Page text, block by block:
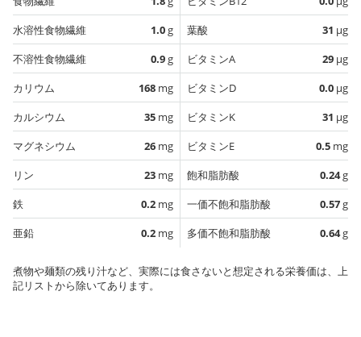
水溶性食物繊維
1.0g
不溶性食物繊維
0.9g
カリウム
168 mg
カルシウム
35 mg
マグネシウム
26 mg
リン
23 mg
鉄
0.2 mg
亜鉛
0.2 mg
葉酸
31 µg
ビタミンA
29 µg
ビタミンD
0.0 µg
ビタミンK
31 µg
ビタミンE
0.5 mg
飽和脂肪酸
0.24g
一価不飽和脂肪酸
0.57g
多価不飽和脂肪酸
0.64g
煮物や麺類の残り汁など、実際には食さないと想定される栄養価は、上
記リストから除いてあります。